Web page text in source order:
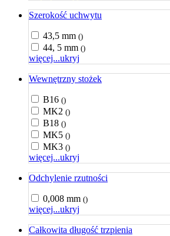
Szerokość uchwytu
43,5 mm ()
44, 5 mm ()
więcej...ukryj
Wewnętrzny stożek
B16 ()
MK2 ()
B18 ()
MK5 ()
MK3 ()
więcej...ukryj
Odchylenie rzutności
0,008 mm ()
więcej...ukryj
Całkowita długość trzpienia